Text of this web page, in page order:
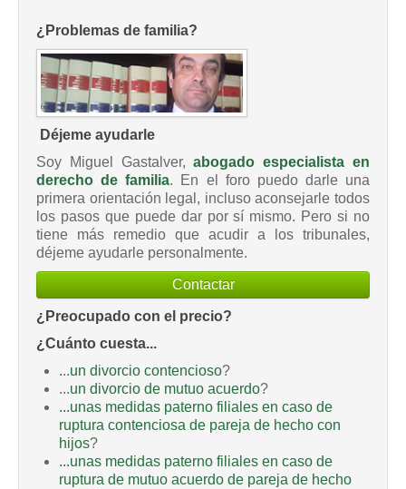
¿Problemas de familia?
Déjeme ayudarle
Soy Miguel Gastalver,abogado especialista en
derecho de familia. En el foro puedo darle una
primera orientación legal, incluso aconsejarle todos
los pasos que puede dar por sí mismo. Pero si no
tiene más remedio que acudir a los tribunales,
déjeme ayudarle personalmente.
Contactar
¿Preocupado con el precio?
¿Cuánto cuesta...
...un divorcio contencioso?
...un divorcio de mutuo acuerdo?
...unas medidas paterno filiales en caso de
ruptura contenciosa de pareja de hecho con
hijos?
...unas medidas paterno filiales en caso de
ruptura de mutuo acuerdo de pareja de hecho